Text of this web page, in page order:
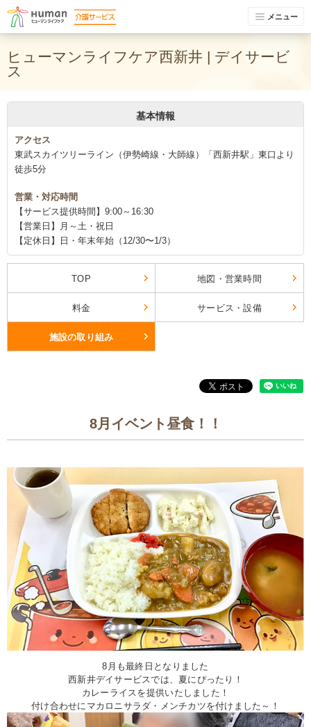
メニュー
ヒューマンライフケア西新井 | デイサービ
ス
基本情報
アクセス
東武スカイツリーライン（伊勢崎線・大師線）「西新井駅」東口より
徒歩5分
営業・対応時間
【サービス提供時間】9:00～16:30
【営業日】月～土・祝日
【定休日】日・年末年始（12/30〜1/3）
TOP 地図・営業時間
料金 サービス・設備
施設の取り組み
8月イベント昼食！！
8月も最終日となりました
西新井デイサービスでは、夏にぴったり！
カレーライスを提供いたしました！
付け合わせにマカロニサラダ・メンチカツを付けました～！